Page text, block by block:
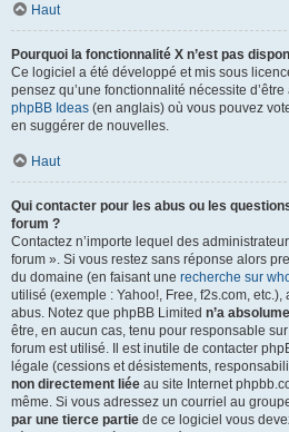
Haut
Pourquoi la fonctionnalité X n’est pas
Ce logiciel a été développé et mis sous
pensez qu’une fonctionnalité nécessite
phpBB Ideas (en anglais) où vous pouvez
en suggérer de nouvelles.
Haut
Qui contacter pour les abus ou les
forum ?
Contactez n’importe lequel des
forum ». Si vous restez sans réponse alors
du domaine (en faisant une recherche sur
utilisé (exemple : Yahoo!, Free, f2s.com,
abus. Notez que phpBB Limited n’a
être, en aucun cas, tenu pour responsable sur
forum est utilisé. Il est inutile de contacter
légale (cessions et désistements,
non directement liée au site Internet
même. Si vous adressez un courriel au
par une tierce partie de ce logiciel vous